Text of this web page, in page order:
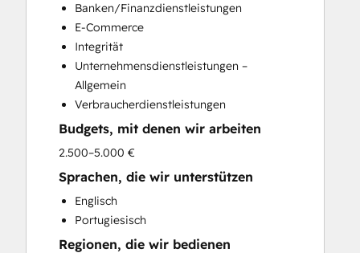
Sales Enablement
Search Engine Optimization
Website Design
Banken/Finanzdienstleistungen
E-Commerce
Integrität
Unternehmensdienstleistungen –
Allgemein
Verbraucherdienstleistungen
Budgets, mit denen wir arbeiten
2.500–5.000 €
Sprachen, die wir unterstützen
Englisch
Portugiesisch
Regionen, die wir bedienen